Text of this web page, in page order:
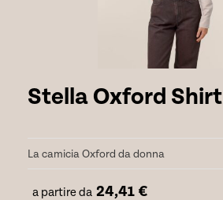
Stella Oxford Shirt
La camicia Oxford da donna
a partire da 24,41 €